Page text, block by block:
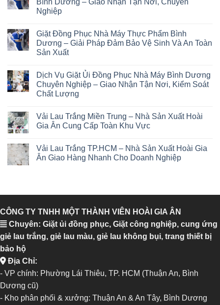
Nghiệp
Giặt Đồng Phục Nhà Máy Thực Phẩm Bình
Dương – Giải Pháp Đảm Bảo Vệ Sinh Và An Toàn
Sản Xuất
Dịch Vụ Giặt Ủi Đồng Phục Nhà Máy Bình Dương
Chuyên Nghiệp – Giao Nhận Tận Nơi, Kiểm Soát
Chất Lượng
Vải Lau Trắng Miền Trung – Nhà Sản Xuất Hoài
Gia Ân Cung Cấp Toàn Khu Vực
Vải Lau Trắng TP.HCM – Nhà Sản Xuất Hoài Gia
Ân Giao Hàng Nhanh Cho Doanh Nghiệp
CÔNG TY TNHH MỘT THÀNH VIÊN HOÀI GIA ÂN
Chuyên: Giặt ủi đồng phục, Giặt công nghiệp, cung ứng
giẻ lau trắng, giẻ lau màu, giẻ lau không bụi, trang thiết bị
bảo hộ
Địa Chỉ:
- VP chính: Phường Lái Thiêu, TP. HCM (Thuận An, Bình
Dương cũ)
- Kho phân phối & xưởng: Thuận An & An Tây, Bình Dương